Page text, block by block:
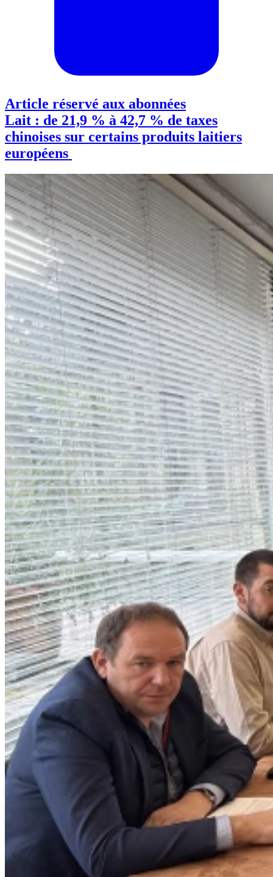
Article réservé aux abonnées
Lait : de 21,9 % à 42,7 % de taxes
chinoises sur certains produits laitiers
européens